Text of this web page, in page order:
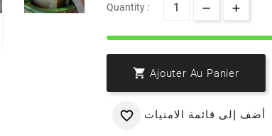
Quantity :
 Ajouter Au Panier
 أضف إلى قائمة الامنيات